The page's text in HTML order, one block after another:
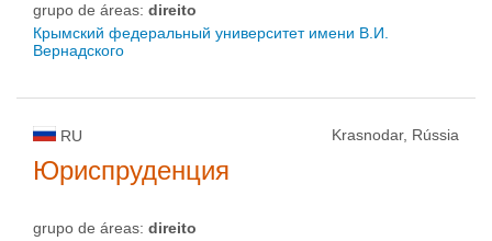
grupo de áreas: direito
Крымский федеральный университет имени В.И.
Вернадского
RU Krasnodar, Rússia
Юриспруденция
grupo de áreas: direito